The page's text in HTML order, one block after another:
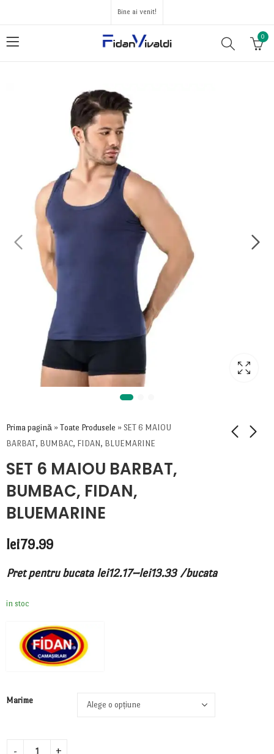
Bine ai venit!
0
Prima pagină » Toate Produsele » SET 6 MAIOU
BARBAT, BUMBAC, FIDAN, BLUEMARINE
SET 6 MAIOU BARBAT,
BUMBAC, FIDAN,
BLUEMARINE
lei79.99
Pret pentru bucata lei12.17–lei13.33 /bucata
in stoc
Marime